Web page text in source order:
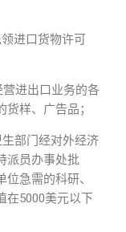
进口货物许可
进出口业务的各
样、广告品；
部门经对外经济
派员办事处批
急需的科研、
在5000美元以下